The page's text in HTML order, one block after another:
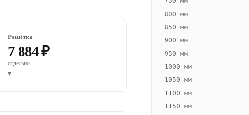
Решётка
7 884 ₽
отдельно
▾
800 мм
850 мм
900 мм
950 мм
1000 мм
1050 мм
1100 мм
1150 мм